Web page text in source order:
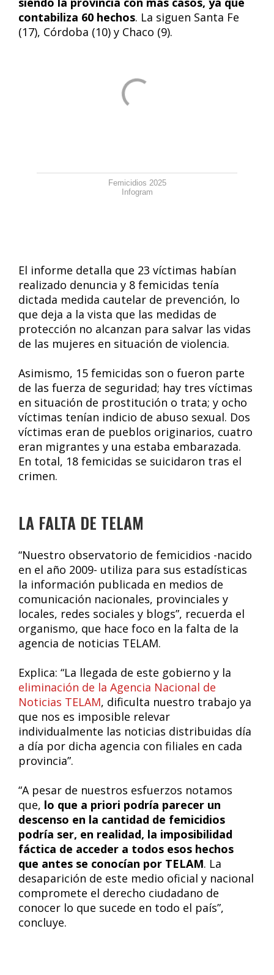
contabiliza 60 hechos. La siguen Santa Fe
(17), Córdoba (10) y Chaco (9).
Femicidios 2025
Infogram
El informe detalla que 23 víctimas habían
realizado denuncia y 8 femicidas tenía
dictada medida cautelar de prevención, lo
que deja a la vista que las medidas de
protección no alcanzan para salvar las vidas
de las mujeres en situación de violencia.
Asimismo, 15 femicidas son o fueron parte
de las fuerza de seguridad; hay tres víctimas
en situación de prostitución o trata; y ocho
víctimas tenían indicio de abuso sexual. Dos
víctimas eran de pueblos originarios, cuatro
eran migrantes y una estaba embarazada.
En total, 18 femicidas se suicidaron tras el
crimen.
LA FALTA DE TELAM
“Nuestro observatorio de femicidios -nacido
en el año 2009- utiliza para sus estadísticas
la información publicada en medios de
comunicación nacionales, provinciales y
locales, redes sociales y blogs”, recuerda el
organismo, que hace foco en la falta de la
agencia de noticias TELAM.
Explica: “La llegada de este gobierno y la
eliminación de la Agencia Nacional de
Noticias TELAM, dificulta nuestro trabajo ya
que nos es imposible relevar
individualmente las noticias distribuidas día
a día por dicha agencia con filiales en cada
provincia”.
“A pesar de nuestros esfuerzos notamos
que, lo que a priori podría parecer un
descenso en la cantidad de femicidios
podría ser, en realidad, la imposibilidad
fáctica de acceder a todos esos hechos
que antes se conocían por TELAM. La
desaparición de este medio oficial y nacional
compromete el derecho ciudadano de
conocer lo que sucede en todo el país”,
concluye.